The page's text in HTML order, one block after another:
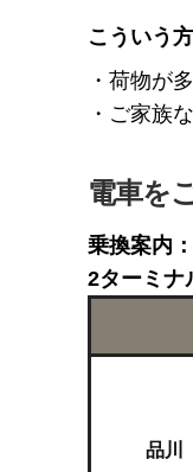
こういう
・荷物が
・ご家族
電車を
乗換案内
2ターミナ
品川